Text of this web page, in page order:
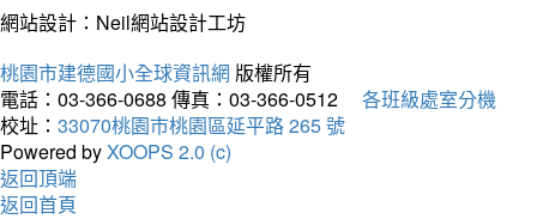
網站設計：Neil網站設計工坊
桃園市建德國小全球資訊網 版權所有
電話：03-366-0688 傳真：03-366-0512
各班級處室分機
校址： 33070桃園市桃園區延平路 265 號
Powered byXOOPS 2.0 (c)
返回頂端
返回首頁